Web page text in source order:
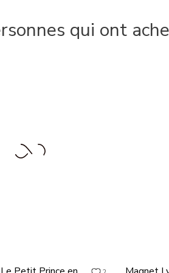
qui ont